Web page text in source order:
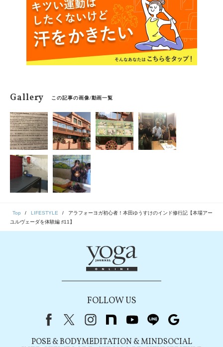
Gallery この記事の画像/動画一覧
Top LIFESTYLE
アラフォーヨガ初心者！本田ゆうすけのインド修行記【本場アー
ユルヴェーダを体験編 ♯11】
FOLLOW US
FacebookX（旧Twitter）
instagram
note youtubeline
POSE & BODYMEDITATION & MINDSOCIAL